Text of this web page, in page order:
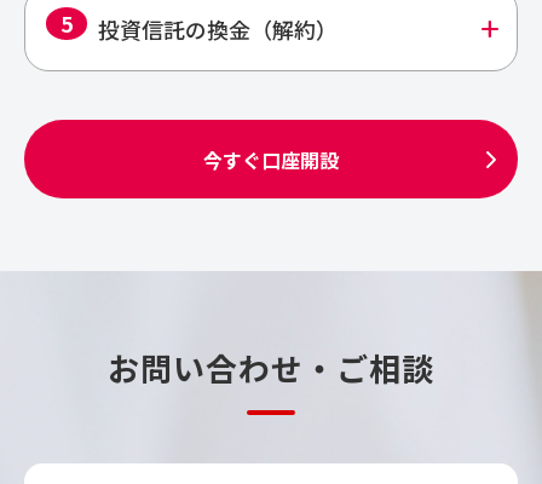
add
5 投資信託の換金（解約）
今すぐ口座開設
お問い合わせ・ご相談